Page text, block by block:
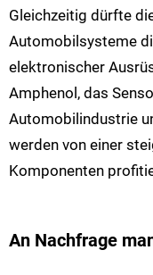
Gleichzeitig dürfte
Automobilsysteme
elektronischer
Amphenol, das
Automobilindustrie
werden von einer
Komponenten
An Nachfrage